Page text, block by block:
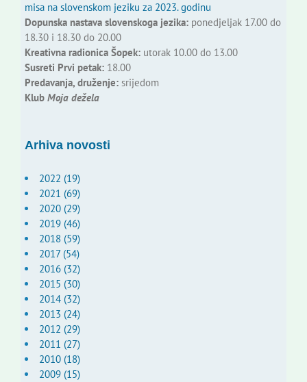
misa na slovenskom jeziku za 2023. godinu
Dopunska nastava slovenskoga jezika:ponedjeljak 17.00 do
18.30 i 18.30 do 20.00
Kreativna radionica Šopek:utorak 10.00 do 13.00
Susreti Prvi petak:18.00
Predavanja, druženje:srijedom
Klub Moja dežela
Arhiva novosti
2022 (19)
2021 (69)
2020 (29)
2019 (46)
2018 (59)
2017 (54)
2016 (32)
2015 (30)
2014 (32)
2013 (24)
2012 (29)
2011 (27)
2010 (18)
2009 (15)